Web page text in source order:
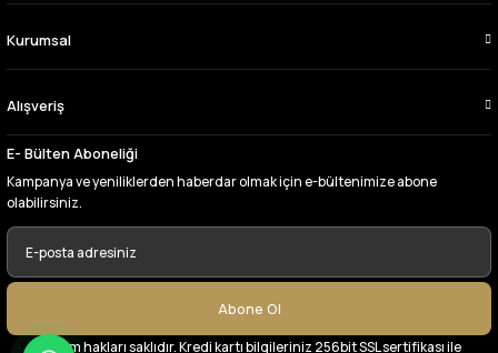
Kurumsal
Alışveriş
E- Bülten Aboneliği
Kampanya ve yeniliklerden haberdar olmak için e-bültenimize abone
olabilirsiniz.
Abone Ol
© Tüm hakları saklıdır. Kredi kartı bilgileriniz 256bit SSL sertifikası ile